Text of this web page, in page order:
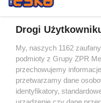
Żaden utwór zamieszczony w
rozpowszechniany lub dalej
tym także elektroniczny lub
eksploatacji w jakiejkolwiek
Internecie bez pisemnej zgody
wykorzystanie utworów w
tzn. bez właściwej zgody, jest
Drogi
My, naszych 1162
podmioty z Grupy ZPR
przechowujemy
przetwarzamy dane
identyfikatory,